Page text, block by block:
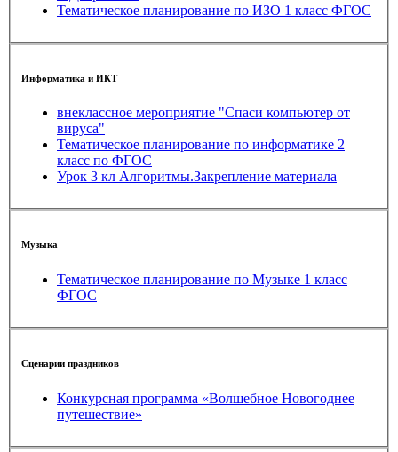
Тематическое планирование по ИЗО 1 класс ФГОС
Информатика и ИКТ
внеклассное мероприятие "Спаси компьютер от
вируса"
Тематическое планирование по информатике 2
класс по ФГОС
Урок 3 кл Алгоритмы.Закрепление материала
Музыка
Тематическое планирование по Музыке 1 класс
ФГОС
Сценарии праздников
Конкурсная программа «Волшебное Новогоднее
путешествие»